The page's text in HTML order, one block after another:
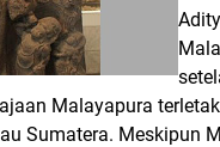
Malayapura
Sumatera. Meskipun